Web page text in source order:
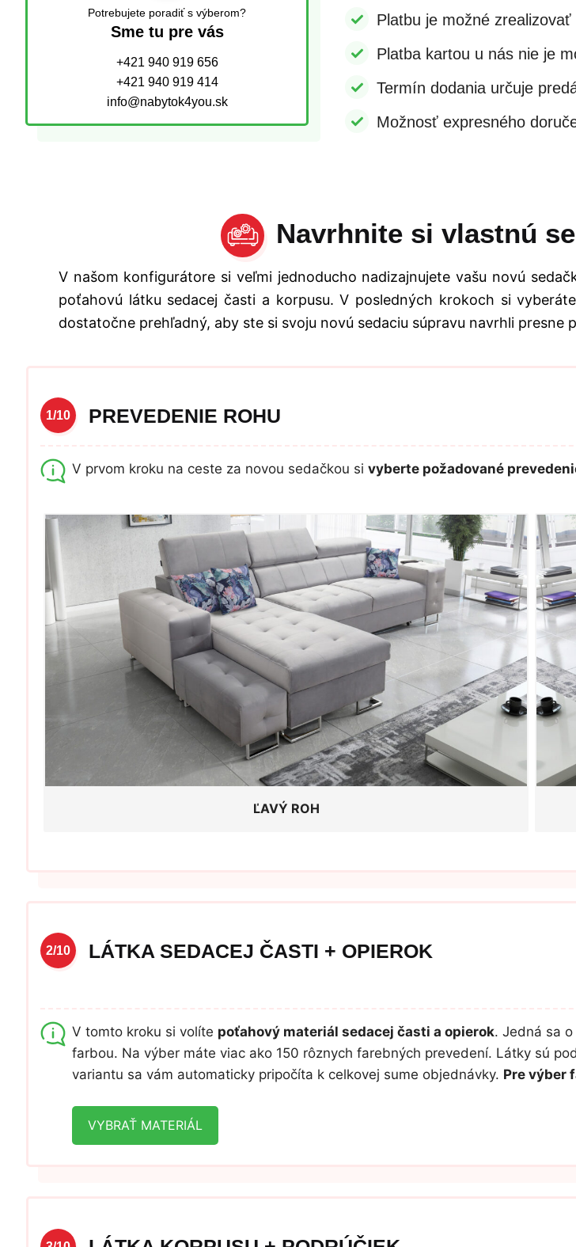
Potrebujete poradiť s výberom?
Sme tu pre vás
+421 940 919 656
+421 940 919 414
info@nabytok4you.sk
Platbu je možné
Platba kartou u nás nie je
Termín dodania určuje
Možnosť expresného
Navrhnite si vlastnú
V našom konfigurátore si veľmi jednoducho nadizajnujete vašu novú
poťahovú látku sedacej časti a korpusu. V posledných krokoch si
dostatočne prehľadný, aby ste si svoju novú sedaciu súpravu navrhli presne
1/10 PREVEDENIE ROHU
V prvom kroku na ceste za novou sedačkou si vyberte požadované
ĽAVÝ ROH
2/10 LÁTKA SEDACEJ ČASTI + OPIEROK
V tomto kroku si volíte poťahový materiál sedacej časti a opierok. Jedná sa
farbou. Na výber máte viac ako 150 rôznych farebných prevedení. Látky sú
variantu sa vám automaticky pripočíta k celkovej sume objednávky. Pre výber
VYBRAŤ MATERIÁL